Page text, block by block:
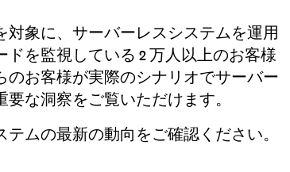
象に、サーバーレスシステムを運用
を監視している 2 万人以上のお客様
お客様が実際のシナリオでサーバー
な洞察をご覧いただけます。
ムの最新の動向をご確認ください。